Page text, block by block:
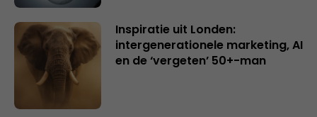
Inspiratie uit Londen:
intergenerationele marketing, AI
en de ‘vergeten’ 50+-man